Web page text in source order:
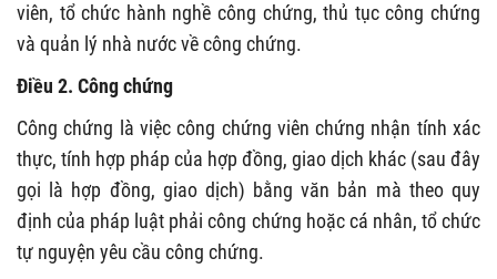
viên, tổ chức hành nghề công chứng, thủ tục công chứng
và quản lý nhà nước về công chứng.
Điều 2. Công chứng
Công chứng là việc công chứng viên chứng nhận tính xác
thực, tính hợp pháp của hợp đồng, giao dịch khác (sau đây
gọi là hợp đồng, giao dịch) bằng văn bản mà theo quy
định của pháp luật phải công chứng hoặc cá nhân, tổ chức
tự nguyện yêu cầu công chứng.